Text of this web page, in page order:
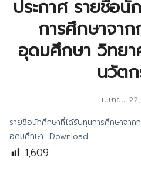
ประกาศ รายชื่อ
การศึกษาจาก
อุดมศึกษา วิทยา
นวัต
เมษายน
รายชื่อนักศึกษาที่ได้รับทุนการศึกษาจาก
อุดมศึกษา Download
1,609